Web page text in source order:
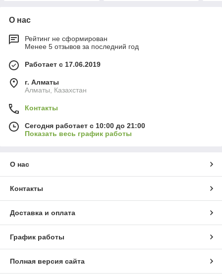
О нас
Рейтинг не сформирован
Менее 5 отзывов за последний год
Работает с 17.06.2019
г. Алматы
Алматы, Казахстан
Контакты
Сегодня работает с 10:00 до 21:00
Показать весь график работы
О нас
Контакты
Доставка и оплата
График работы
Полная версия сайта